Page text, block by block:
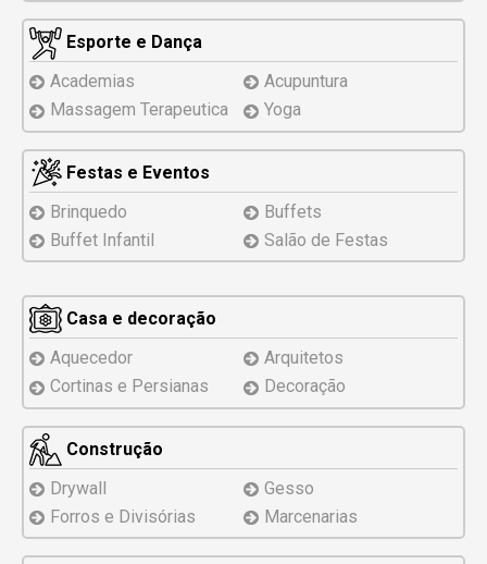
Esporte e Dança
Academias
Acupuntura
Massagem Terapeutica
Yoga
Festas e Eventos
Brinquedo
Buffets
Buffet Infantil
Salão de Festas
Casa e decoração
Aquecedor
Arquitetos
Cortinas e Persianas
Decoração
Construção
Drywall
Gesso
Forros e Divisórias
Marcenarias